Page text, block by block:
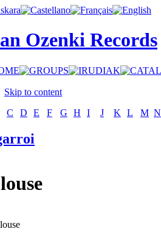
Ozenki Records
Skip to content
C D E F G H I J K L M N